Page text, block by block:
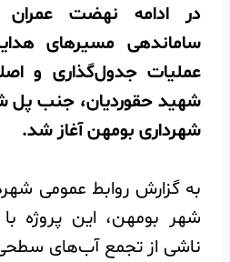
در ادامه نهضت
ساماندهی مسیرهای
عملیات جدول‌گذاری و
شهید حقوردیان، جنب پل
شهرداری بومهن آغاز شد.
️به گزارش روابط عمومی
شهر بومهن، این پروژه
ناشی از تجمع آب‌های سطحی